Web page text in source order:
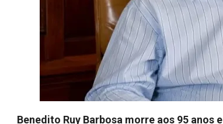
Benedito Ruy Barbosa morre aos 95